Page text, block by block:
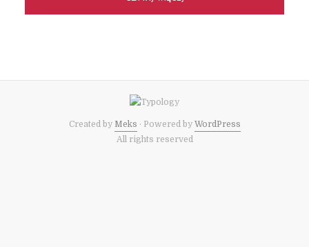
Created by Meks · Powered by WordPress
All rights reserved